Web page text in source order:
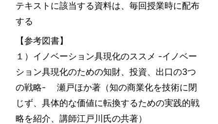
テキストに該当する資料は、毎回授業時に配布
する
【参考図書】
１）イノベーション具現化のススメ -イノベー
ション具現化のための知財、投資、出口の3つ
の戦略- 瀬戸ほか著（知の商業化を技術に閉
じず、具体的な価値に転換するための実践的戦
略を紹介、講師江戸川氏の共著）